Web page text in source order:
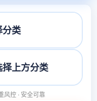
风控 · 安全可靠